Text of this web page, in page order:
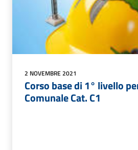
2 NOVEMBRE 2021
Corso base di 1° livello
Comunale Cat. C1